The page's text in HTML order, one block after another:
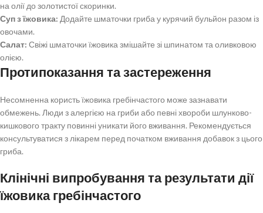
на олії до золотистої скоринки.
Суп з їжовика: Додайте шматочки гриба у курячий бульйон разом із
овочами.
Салат: Свіжі шматочки їжовика змішайте зі шпинатом та оливковою
олією.
Протипоказання та застереження
Несомненна користь їжовика гребінчастого може зазнавати
обмежень. Люди з алергією на гриби або певні хвороби шлунково-
кишкового тракту повинні уникати його вживання. Рекомендується
консультуватися з лікарем перед початком вживання добавок з цього
гриба.
Клінічні випробування та результати дії
їжовика гребінчастого